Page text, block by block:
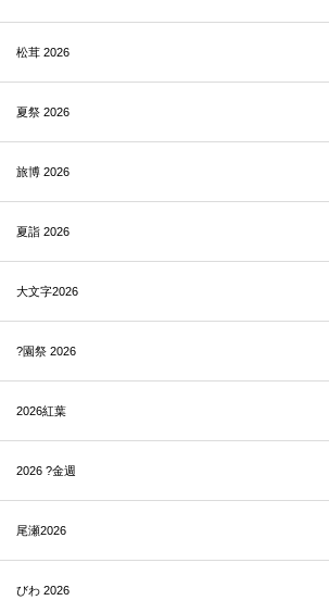
松茸 2026
夏祭 2026
旅博 2026
夏詣 2026
大文字2026
?園祭 2026
2026紅葉
2026 ?金週
尾瀬2026
びわ 2026